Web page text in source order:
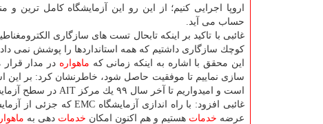
اروپا اجرایی كنیم؛ از این رو این آزمایشگاه كامل
حساب می آید.
غائبی با تاكید بر اینكه تابحال تست های سازگاری
كوچك سازگاری داشتیم كه همه استانداردها را پوشش نمی
این محقق با اشاره به اینكه زمانی كه ماهواره در مدار
سازی نماییم تا موفقیت حاصل شود، خاطرنشان كرد: بر این
است و امیدواریم تا آخر سال ۹۹ یك مركز AIT در سطح آزمایشگاه های معتبر دنیا راه اندازی نماییم.
عرضه خدمات هستیم و هم اكنون امكان خدمات دهی به